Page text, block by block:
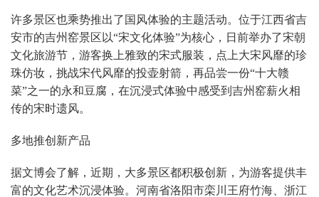
许多景区也乘势推出了国风体验的主题活动。位于江西省吉
安市的吉州窑景区以“宋文化体验”为核心，日前举办了宋朝
文化旅游节，游客换上雅致的宋式服装，点上大宋风靡的珍
珠仿妆，挑战宋代风靡的投壶射箭，再品尝一份“十大赣
菜”之一的永和豆腐，在沉浸式体验中感受到吉州窑薪火相
传的宋时遗风。
多地推创新产品
据文博会了解，近期，大多景区都积极创新，为游客提供丰
富的文化艺术沉浸体验。河南省洛阳市栾川王府竹海、浙江